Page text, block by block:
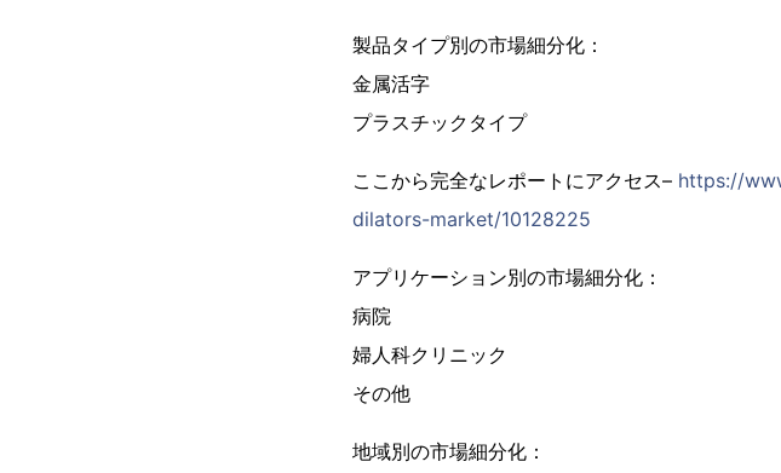
製品タイプ別の市場細分化：
金属活字
プラスチックタイプ
ここから完全なレポートにアクセス– https://
dilators-market/10128225
アプリケーション別の市場細分化：
病院
婦人科クリニック
その他
地域別の市場細分化：